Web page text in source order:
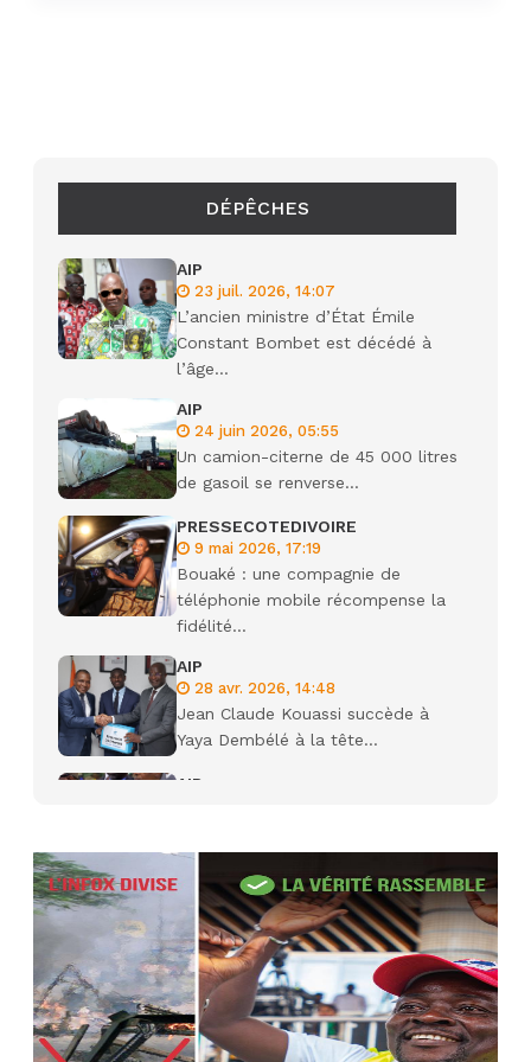
DÉPÊCHES
AIP
23 juil. 2026, 14:07
L’ancien ministre d’État Émile
Constant Bombet est décédé à
l’âge...
AIP
24 juin 2026, 05:55
Un camion-citerne de 45 000 litres
de gasoil se renverse...
PRESSECOTEDIVOIRE
9 mai 2026, 17:19
Bouaké : une compagnie de
téléphonie mobile récompense la
fidélité...
AIP
28 avr. 2026, 14:48
Jean Claude Kouassi succède à
Yaya Dembélé à la tête...
AIP
Camara tué lors d’attaques...
22 avr. 2026, 16:41
Des bureaux ravagés dans un
incendie survenu à la mairie...
AIP
10 avr. 2026, 09:48